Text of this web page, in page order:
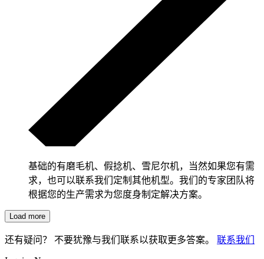
基础的有磨毛机、假捻机、雪尼尔机，当然如果您有需
求，也可以联系我们定制其他机型。我们的专家团队将
根据您的生产需求为您度身制定解决方案。
Load more
还有疑问？ 不要犹豫与我们联系以获取更多答案。 联系我们